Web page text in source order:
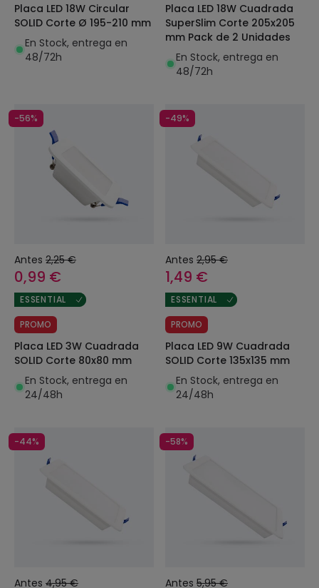
Placa LED 18W Circular
SOLID Corte Ø 195-210 mm
En Stock, entrega en
48/72h
Placa LED 18W Cuadrada
SuperSlim Corte 205x205
mm Pack de 2 Unidades
En Stock, entrega en
48/72h
-56%
Antes 2,25 €
0,99 €
ESSENTIAL
PROMO
Placa LED 3W Cuadrada
SOLID Corte 80x80 mm
En Stock, entrega en
24/48h
-49%
Antes 2,95 €
1,49 €
ESSENTIAL
PROMO
Placa LED 9W Cuadrada
SOLID Corte 135x135 mm
En Stock, entrega en
24/48h
-44%
Antes 4,95 €
-58%
Antes 5,95 €